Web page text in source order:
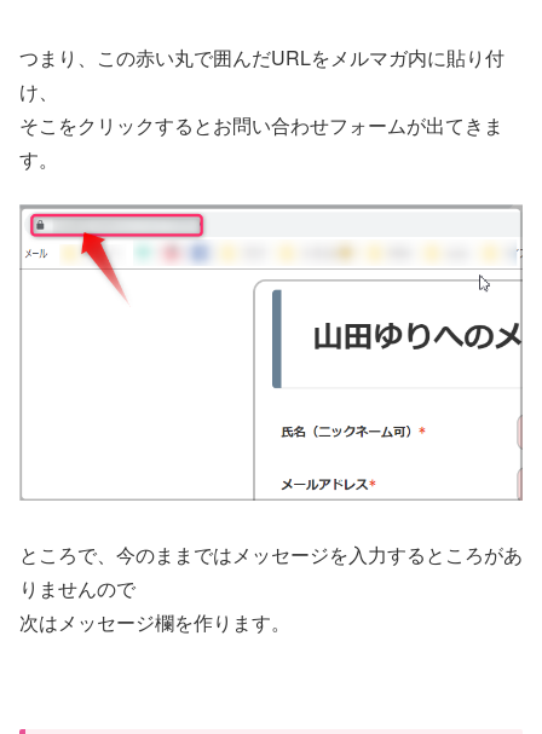
つまり、この赤い丸で囲んだURLをメルマガ内に貼り付
け、
そこをクリックするとお問い合わせフォームが出てきま
す。
ところで、今のままではメッセージを入力するところがあ
りませんので
次はメッセージ欄を作ります。